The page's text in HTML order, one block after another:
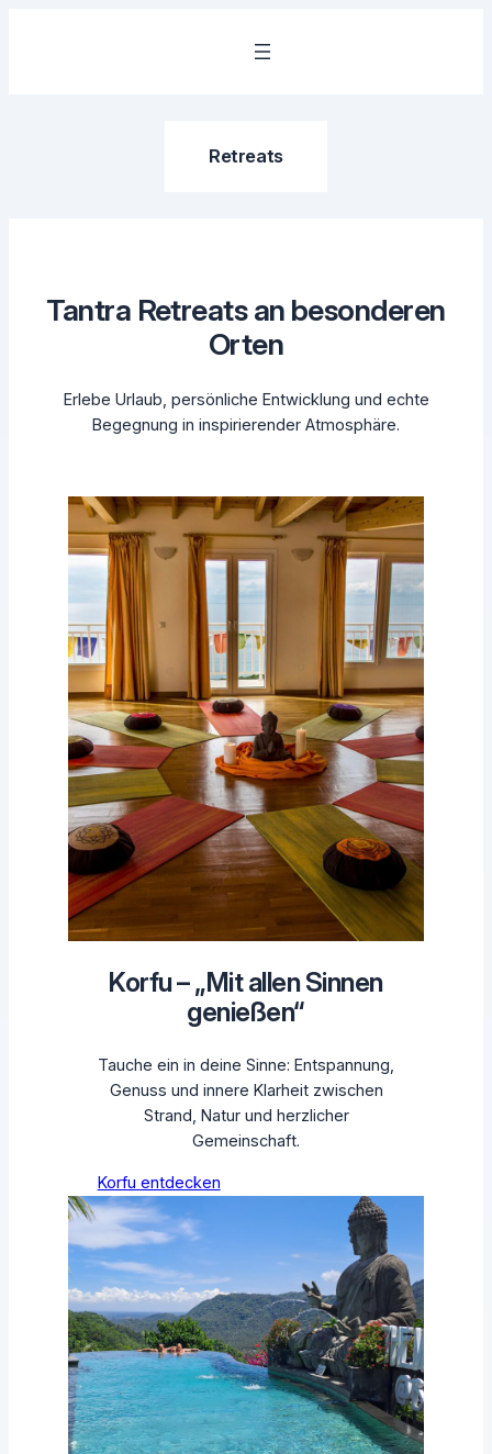
Retreats
Tantra Retreats an besonderen
Orten
Erlebe Urlaub, persönliche Entwicklung und echte
Begegnung in inspirierender Atmosphäre.
Korfu – „Mit allen Sinnen
genießen“
Tauche ein in deine Sinne: Entspannung,
Genuss und innere Klarheit zwischen
Strand, Natur und herzlicher
Gemeinschaft.
Korfu entdecken